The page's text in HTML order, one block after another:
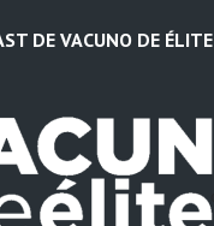
DE VACUNO DE ÉLITE